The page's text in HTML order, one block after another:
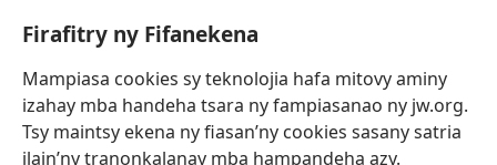
Firafitry ny Fifanekena
Mampiasa cookies sy teknolojia hafa mitovy aminy
izahay mba handeha tsara ny fampiasanao ny jw.org.
Tsy maintsy ekena ny fiasan’ny cookies sasany satria
ilain’ny tranonkalanay mba hampandeha azy.
fanazavana nivoaka farany. Andraikiny ny miara-midinika amin’ny marary hoe
inona avy ny fitsaboana azo atao. Adidiny koa ny manampy ny marary hanao
Mety tsy hety na tsy heken’ny marary sasany ny fomba fitsaboana sy teknika
voaresaka ato.
Ho an’ny marary: Miresaha foana amin’ny dokoteranao na mpitsabo
matihanina hafa, raha marary ianao ka mila torohevitra na te hahafantatra